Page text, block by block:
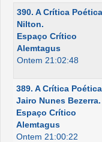
390. A Crítica
Nilton.
Espaço Crítico
Alemtagus
Ontem 21:02:48
389. A Crítica
Jairo Nunes Bezerra.
Espaço Crítico
Alemtagus
Ontem 21:00:22